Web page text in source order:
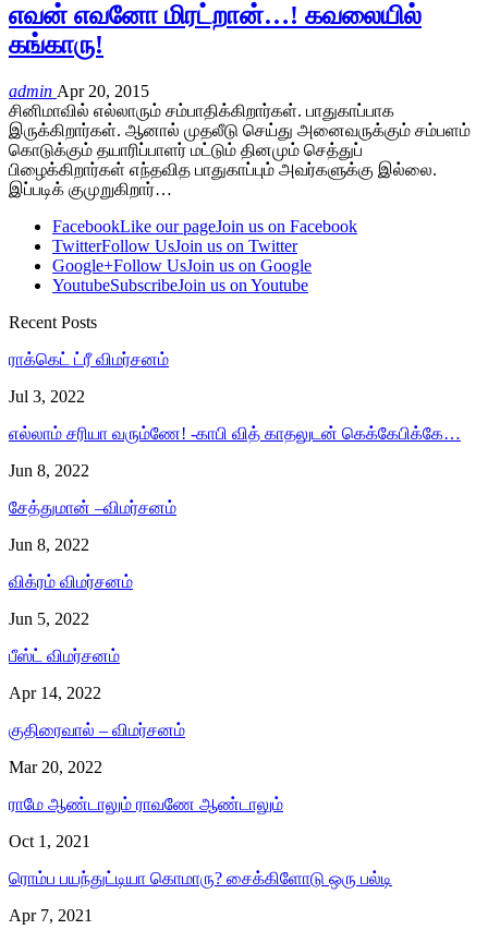
எவன் எவனோ மிரட்றான்…! கவலையில்
கங்காரு!
admin Apr 20, 2015
சினிமாவில் எல்லாரும் சம்பாதிக்கிறார்கள். பாதுகாப்பாக
இருக்கிறார்கள். ஆனால் முதலீடு செய்து அனைவருக்கும் சம்பளம்
கொடுக்கும் தயாரிப்பாளர் மட்டும் தினமும் செத்துப்
பிழைக்கிறார்கள் எந்தவித பாதுகாப்பும் அவர்களுக்கு இல்லை.
இப்படிக் குமுறுகிறார்…
FacebookLike our pageJoin us on Facebook
TwitterFollow UsJoin us on Twitter
Google+Follow UsJoin us on Google
YoutubeSubscribeJoin us on Youtube
Recent Posts
ராக்கெட் ட்ரீ விமர்சனம்
Jul 3, 2022
எல்லாம் சரியா வரும்ணே! -காபி வித் காதலுடன் கெக்கேபிக்கே…
Jun 8, 2022
சேத்துமான் –விமர்சனம்
Jun 8, 2022
விக்ரம் விமர்சனம்
Jun 5, 2022
பீஸ்ட் விமர்சனம்
Apr 14, 2022
குதிரைவால் – விமர்சனம்
Mar 20, 2022
ராமே ஆண்டாலும் ராவணே ஆண்டாலும்
Oct 1, 2021
ரொம்ப பயந்துட்டியா கொமாரு? சைக்கிளோடு ஒரு பல்டி
Apr 7, 2021